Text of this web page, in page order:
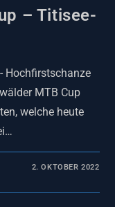
– Titisee-
Hochfirstschanze
MTB Cup
welche heute
2. OKTOBER 2022